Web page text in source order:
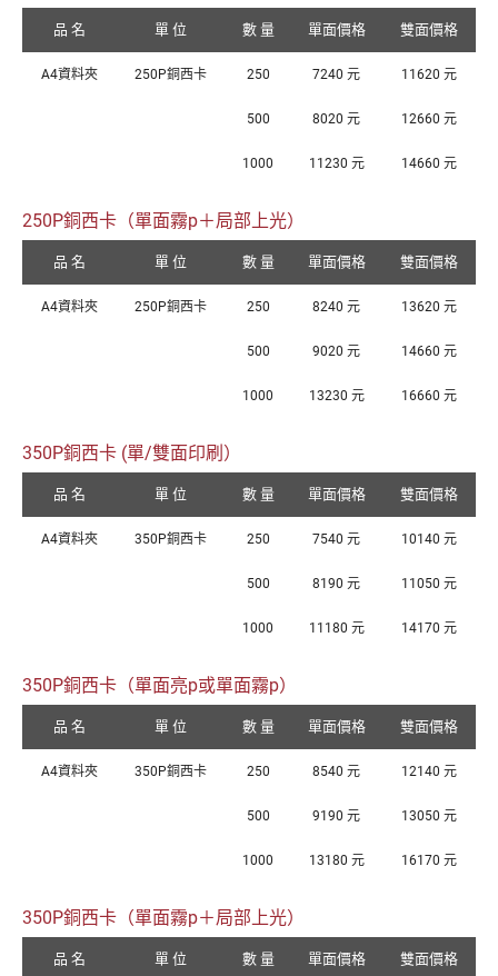
品 名 單 位 數 量 單面價格 雙面價格
A4資料夾 250P銅西卡 250 7240 元 11620 元
500 8020 元 12660 元
1000 11230 元 14660 元
250P銅西卡（單面霧p＋局部上光）
品 名 單 位 數 量 單面價格 雙面價格
A4資料夾 250P銅西卡 250 8240 元 13620 元
500 9020 元 14660 元
1000 13230 元 16660 元
350P銅西卡 (單/雙面印刷）
品 名 單 位 數 量 單面價格 雙面價格
A4資料夾 350P銅西卡 250 7540 元 10140 元
500 8190 元 11050 元
1000 11180 元 14170 元
350P銅西卡（單面亮p或單面霧p）
品 名 單 位 數 量 單面價格 雙面價格
A4資料夾 350P銅西卡 250 8540 元 12140 元
500 9190 元 13050 元
1000 13180 元 16170 元
350P銅西卡（單面霧p＋局部上光）
品 名 單 位 數 量 單面價格 雙面價格